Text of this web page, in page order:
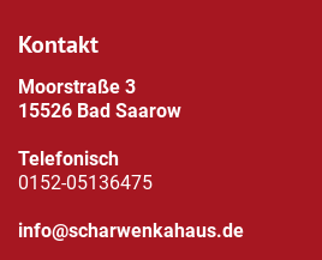
Kontakt
Moorstraße 3
15526 Bad Saarow
Telefonisch
0152-05136475
info@scharwenkahaus.de